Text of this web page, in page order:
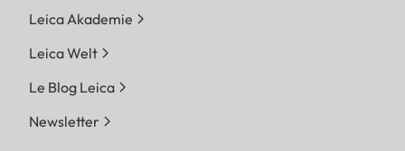
Leica Akademie
Leica Welt
Le Blog Leica
Newsletter